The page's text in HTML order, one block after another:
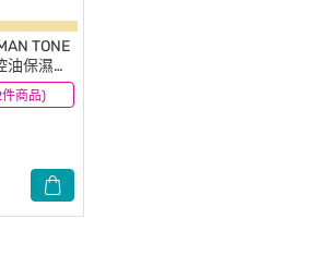
商品)
TONE
油保濕